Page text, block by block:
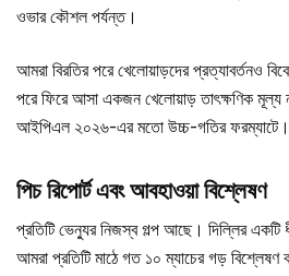
ওভার কৌশল পর্যন্ত।
আমরা বিরতির পরে খেলোয়াড়দের প্রত্যাবর্তনও
পরে ফিরে আসা একজন খেলোয়াড় তাৎক্ষণিক মূল্য
আইপিএল ২০২৬-এর মতো উচ্চ-গতির ফরম্যাটে।
পিচ রিপোর্ট এবং আবহাওয়া বিশ্লেষণ
প্রতিটি ভেন্যুর নিজস্ব গল্প আছে। দিল্লির
আমরা প্রতিটি মাঠে গত ১০ ম্যাচের গড় বিশ্লেষণ